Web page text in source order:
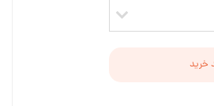
خرید